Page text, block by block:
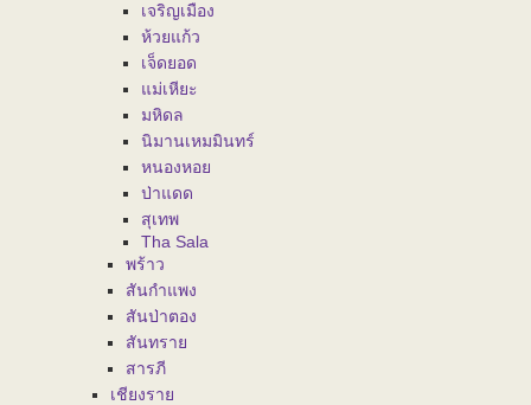
เจริญเมือง
ห้วยแก้ว
เจ็ดยอด
แม่เหียะ
มหิดล
นิมานเหมมินทร์
หนองหอย
ป่าแดด
สุเทพ
Tha Sala
พร้าว
สันกำแพง
สันป่าตอง
สันทราย
สารภี
เชียงราย